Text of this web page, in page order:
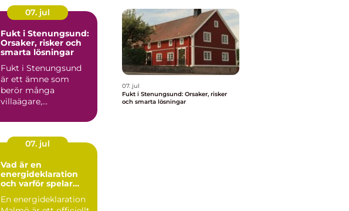
07. jul
Fukt i Stenungsund:
Orsaker, risker och
smarta lösningar
Fukt i Stenungsund
är ett ämne som
berör många
villaägare,
07. jul
Vad är en
energideklaration
och varför spelar
En energideklaration
07. jul
Fukt i Stenungsund: Orsaker, risker
och smarta lösningar